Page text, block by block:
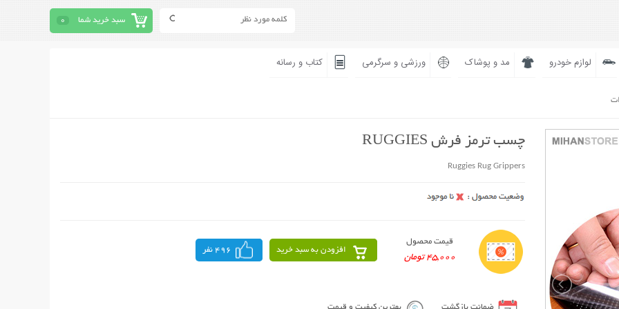
سبد خرید شما 0
لوازم خودرو مد و پوشاک ورزشی و سرگرمی کتاب و رسانه
چسب ترمز فرش RUGGIES
Ruggies Rug Grippers
قیمت محصول
45,000 تومان
افزودن به سبد خرید 496 نفر